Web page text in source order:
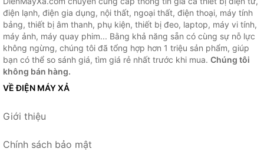
điện lạnh, điện gia dụng, nội thất, ngoại thất, điện thoại, máy tính
bảng, thiết bị âm thanh, phụ kiện, thiết bị đeo, laptop, máy vi tính,
máy ảnh, máy quay phim... Bằng khả năng sẵn có cùng sự nỗ lực
không ngừng, chúng tôi đã tổng hợp hơn 1 triệu sản phẩm, giúp
bạn có thể so sánh giá, tìm giá rẻ nhất trước khi mua. Chúng tôi
không bán hàng.
VỀ ĐIỆN MÁY XẢ
Giới thiệu
Chính sách bảo mật